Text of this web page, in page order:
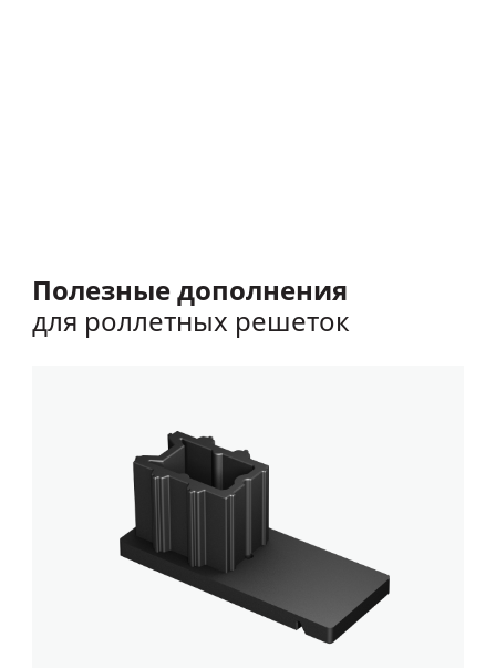
Полезные дополнения
для роллетных решеток